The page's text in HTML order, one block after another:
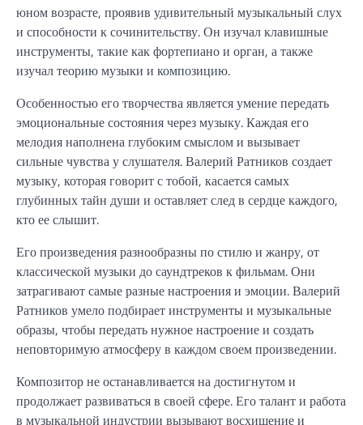
юном возрасте, проявив удивительный музыкальный слух
и способности к сочинительству. Он изучал клавишные
инструменты, такие как фортепиано и орган, а также
изучал теорию музыки и композицию.
Особенностью его творчества является умение передать
эмоциональные состояния через музыку. Каждая его
мелодия наполнена глубоким смыслом и вызывает
сильные чувства у слушателя. Валерий Ратников создает
музыку, которая говорит с тобой, касается самых
глубинных тайн души и оставляет след в сердце каждого,
кто ее слышит.
Его произведения разнообразны по стилю и жанру, от
классической музыки до саундтреков к фильмам. Они
затрагивают самые разные настроения и эмоции. Валерий
Ратников умело подбирает инструменты и музыкальные
образы, чтобы передать нужное настроение и создать
неповторимую атмосферу в каждом своем произведении.
Композитор не останавливается на достигнутом и
продолжает развиваться в своей сфере. Его талант и работа
в музыкальной индустрии вызывают восхищение и